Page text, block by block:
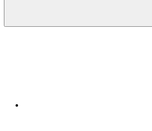
Compartilhar